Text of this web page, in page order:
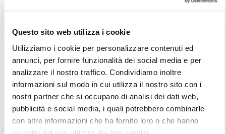
Questo sito web utilizza i cookie
Utilizziamo i cookie per personalizzare contenuti ed
annunci, per fornire funzionalità dei social media e per
analizzare il nostro traffico. Condividiamo inoltre
informazioni sul modo in cui utilizza il nostro sito con i
nostri partner che si occupano di analisi dei dati web,
pubblicità e social media, i quali potrebbero combinarle
con altre informazioni che ha fornito loro o che hanno